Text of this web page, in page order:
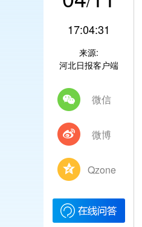
17:04:31
来源:
河北日报客户端
微信
微博
Qzone